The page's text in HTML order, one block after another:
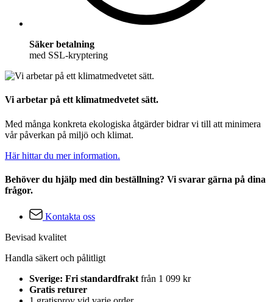
Säker betalning
med SSL-kryptering
Vi arbetar på ett klimatmedvetet sätt.
Med många konkreta ekologiska åtgärder bidrar vi till att minimera
vår påverkan på miljö och klimat.
Här hittar du mer information.
Behöver du hjälp med din beställning? Vi svarar gärna på dina
frågor.
Kontakta oss
Bevisad kvalitet
Handla säkert och pålitligt
Sverige: Fri standardfrakt från 1 099 kr
Gratis returer